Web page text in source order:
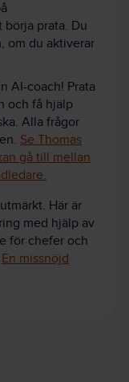
prata. Du
om du aktiverar
AI-coach! Prata
och få hjälp
Alla frågor
Se Thomas
gå till mellan
Här är
med hjälp av
för chefer och
En missnöjd